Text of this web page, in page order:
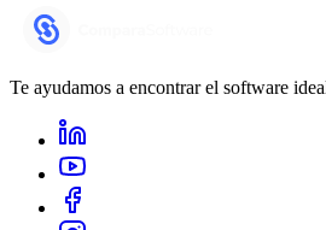
Te ayudamos a encontrar el software